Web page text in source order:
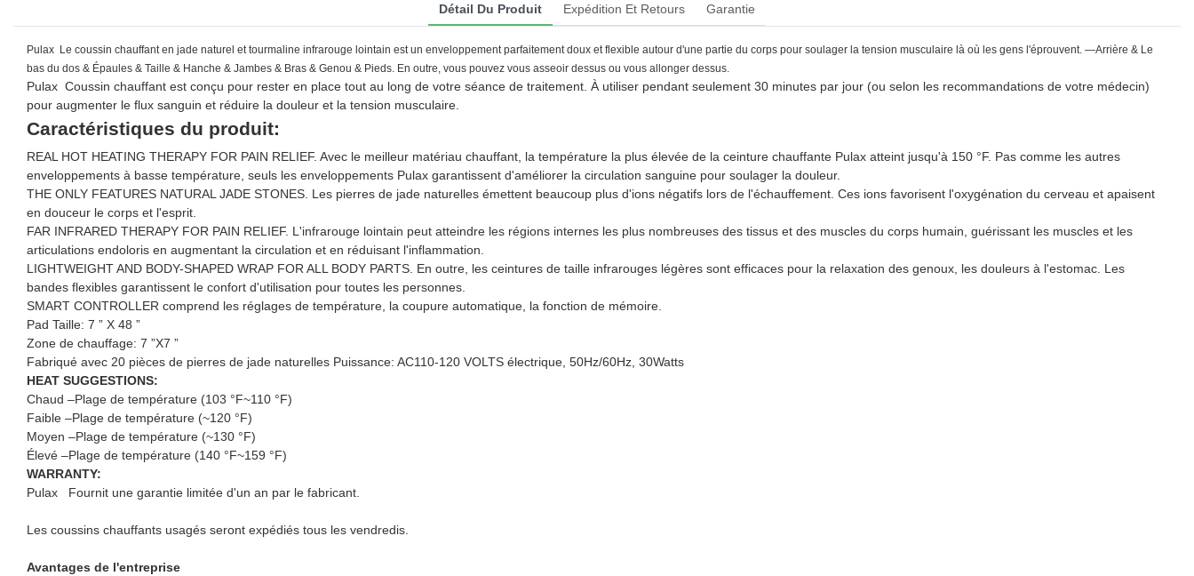
Détail Du Produit Expédition Et Retours Garantie
Pulax Le coussin chauffant en jade naturel et tourmaline infrarouge lointain est un enveloppement parfaitement doux et flexible autour d'une partie du corps pour soulager la tension musculaire là où les gens l'éprouvent. —Arrière & Le
bas du dos & Épaules & Taille & Hanche & Jambes & Bras & Genou & Pieds. En outre, vous pouvez vous asseoir dessus ou vous allonger dessus.
Pulax Coussin chauffant est conçu pour rester en place tout au long de votre séance de traitement. À utiliser pendant seulement 30 minutes par jour (ou selon les recommandations de votre médecin)
pour augmenter le flux sanguin et réduire la douleur et la tension musculaire.
Caractéristiques du produit:
REAL HOT HEATING THERAPY FOR PAIN RELIEF. Avec le meilleur matériau chauffant, la température la plus élevée de la ceinture chauffante Pulax atteint jusqu'à 150 °F. Pas comme les autres
enveloppements à basse température, seuls les enveloppements Pulax garantissent d'améliorer la circulation sanguine pour soulager la douleur.
THE ONLY FEATURES NATURAL JADE STONES. Les pierres de jade naturelles émettent beaucoup plus d'ions négatifs lors de l'échauffement. Ces ions favorisent l'oxygénation du cerveau et apaisent
en douceur le corps et l'esprit.
FAR INFRARED THERAPY FOR PAIN RELIEF. L'infrarouge lointain peut atteindre les régions internes les plus nombreuses des tissus et des muscles du corps humain, guérissant les muscles et les
articulations endoloris en augmentant la circulation et en réduisant l'inflammation.
LIGHTWEIGHT AND BODY-SHAPED WRAP FOR ALL BODY PARTS. En outre, les ceintures de taille infrarouges légères sont efficaces pour la relaxation des genoux, les douleurs à l'estomac. Les
bandes flexibles garantissent le confort d'utilisation pour toutes les personnes.
SMART CONTROLLER comprend les réglages de température, la coupure automatique, la fonction de mémoire.
Pad Taille: 7 ” X 48 ”
Zone de chauffage: 7 ”X7 ”
Fabriqué avec 20 pièces de pierres de jade naturelles Puissance: AC110-120 VOLTS électrique, 50Hz/60Hz, 30Watts
HEAT SUGGESTIONS:
Chaud –Plage de température (103 °F~110 °F)
Faible –Plage de température (~120 °F)
Moyen –Plage de température (~130 °F)
Élevé –Plage de température (140 °F~159 °F)
WARRANTY:
Pulax Fournit une garantie limitée d'un an par le fabricant.
Les coussins chauffants usagés seront expédiés tous les vendredis.
Avantages de l'entreprise